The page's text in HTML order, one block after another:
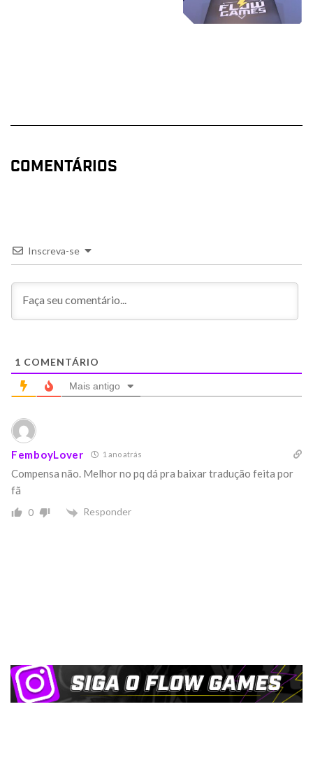
COMENTÁRIOS
Inscreva-se
1 COMENTÁRIO
Mais antigo
FemboyLover 1 ano atrás
Compensa não. Melhor no pq dá pra baixar tradução feita por
fã
0 Responder